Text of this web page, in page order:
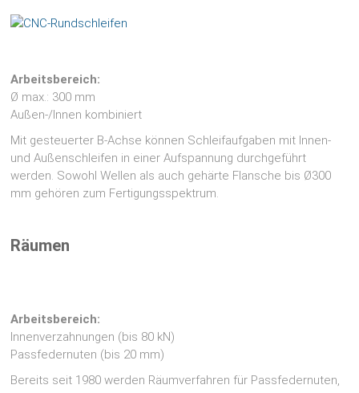
Arbeitsbereich:
Ø max.: 300 mm
Außen-/Innen kombiniert
Mit gesteuerter B-Achse können Schleifaufgaben mit Innen-
und Außenschleifen in einer Aufspannung durchgeführt
werden. Sowohl Wellen als auch gehärte Flansche bis Ø300
mm gehören zum Fertigungsspektrum.
Räumen
Arbeitsbereich:
Innenverzahnungen (bis 80 kN)
Passfedernuten (bis 20 mm)
Bereits seit 1980 werden Räumverfahren für Passfedernuten,